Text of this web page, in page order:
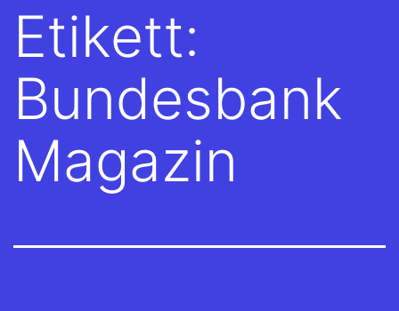
Etikett:
Bundesbank
Magazin